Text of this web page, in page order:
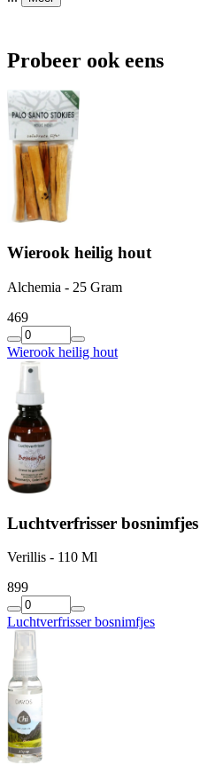
Probeer ook eens
Wierook heilig hout
Alchemia - 25 Gram
469
Wierook heilig hout
Luchtverfrisser bosnimfjes
Verillis - 110 Ml
899
Luchtverfrisser bosnimfjes